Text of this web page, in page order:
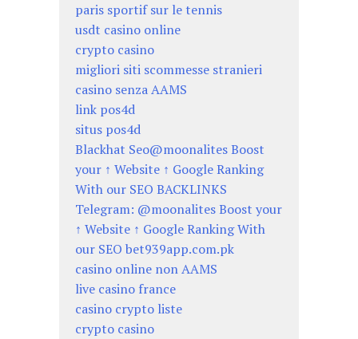
paris sportif sur le tennis
usdt casino online
crypto casino
migliori siti scommesse stranieri
casino senza AAMS
link pos4d
situs pos4d
Blackhat Seo@moonalites Boost
your ↑ Website ↑ Google Ranking
With our SEO BACKLINKS
Telegram: @moonalites Boost your
↑ Website ↑ Google Ranking With
our SEO bet939app.com.pk
casino online non AAMS
live casino france
casino crypto liste
crypto casino